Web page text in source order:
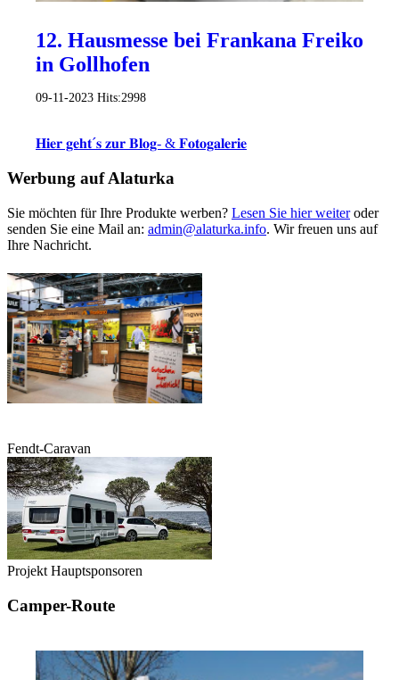
12. Hausmesse bei Frankana Freiko
in Gollhofen
09-11-2023 Hits:2998
𝐇𝐢𝐞𝐫 𝐠𝐞𝐡𝐭´𝐬 𝐳𝐮𝐫 𝐁𝐥𝐨𝐠- & 𝐅𝐨𝐭𝐨𝐠𝐚𝐥𝐞𝐫𝐢𝐞
Werbung auf Alaturka
Sie möchten für Ihre Produkte werben? Lesen Sie hier weiteroder
senden Sie eine Mail an: admin@alaturka.info. Wir freuen uns auf
Ihre Nachricht.
Fendt-Caravan
Projekt Hauptsponsoren
Camper-Route